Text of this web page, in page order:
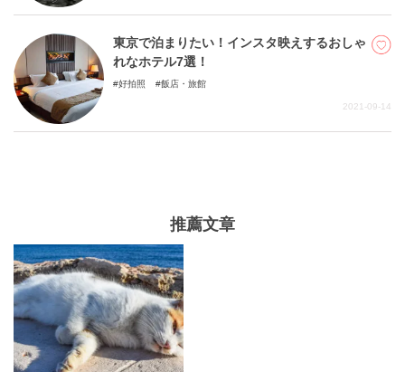
東京で泊まりたい！インスタ映えするおしゃ
れなホテル7選！
好拍照 飯店・旅館
2021-09-14
推薦文章